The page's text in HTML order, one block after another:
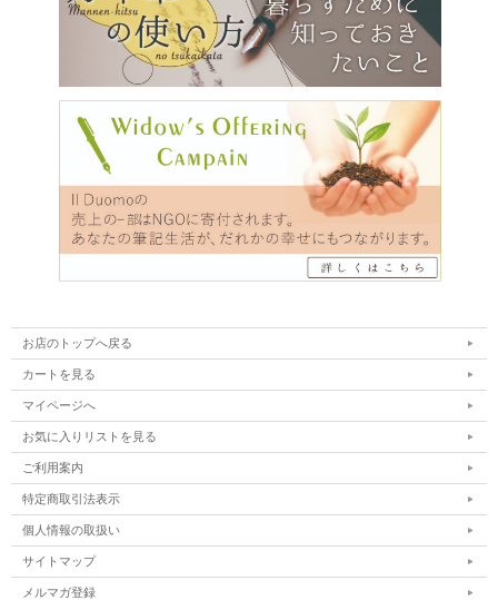
お店のトップへ戻る
カートを見る
マイページへ
お気に入りリストを見る
ご利用案内
特定商取引法表示
個人情報の取扱い
サイトマップ
メルマガ登録